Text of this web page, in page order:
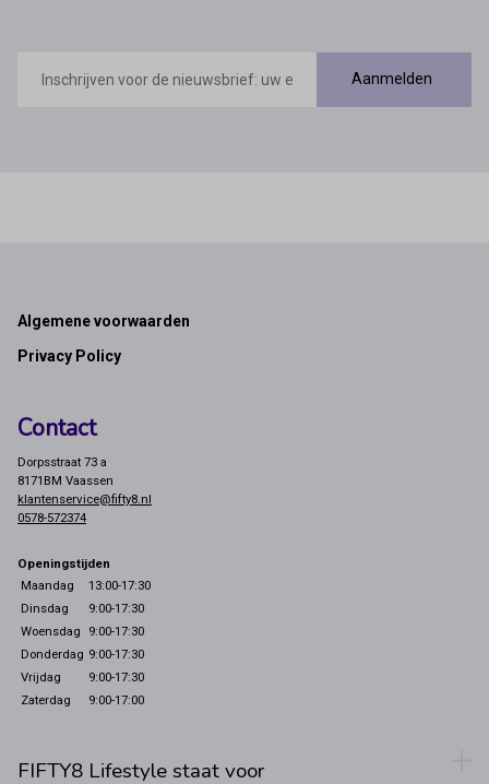
mailadres
Aanmelden
Footer
Algemene voorwaarden
Privacy Policy
Contact
Dorpsstraat 73 a
8171BM Vaassen
klantenservice@fifty8.nl
0578-572374
Openingstijden
Maandag
13:00-17:30
Dinsdag
9:00-17:30
Woensdag
9:00-17:30
Donderdag 9:00-17:30
Vrijdag
9:00-17:30
Zaterdag
9:00-17:00
FIFTY8 Lifestyle staat voor